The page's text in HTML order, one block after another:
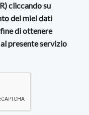
cliccando su
dei miei dati
di ottenere
presente servizio